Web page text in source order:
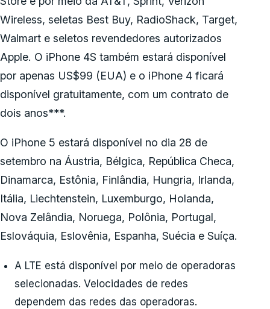
Wireless, seletas Best Buy, RadioShack, Target,
Walmart e seletos revendedores autorizados
Apple. O iPhone 4S também estará disponível
por apenas US$99 (EUA) e o iPhone 4 ficará
disponível gratuitamente, com um contrato de
dois anos***.
O iPhone 5 estará disponível no dia 28 de
setembro na Áustria, Bélgica, República Checa,
Dinamarca, Estônia, Finlândia, Hungria, Irlanda,
Itália, Liechtenstein, Luxemburgo, Holanda,
Nova Zelândia, Noruega, Polônia, Portugal,
Eslováquia, Eslovênia, Espanha, Suécia e Suíça.
A LTE está disponível por meio de operadoras
selecionadas. Velocidades de redes
dependem das redes das operadoras.